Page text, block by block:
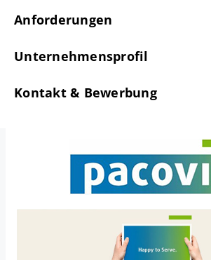
Anforderungen
Unternehmensprofil
Kontakt & Bewerbung